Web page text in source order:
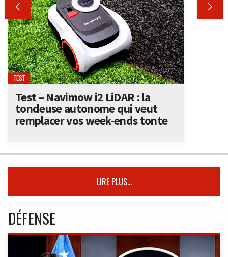
 
TEST
Test – Navimow i2 LiDAR : la
tondeuse autonome qui veut
remplacer vos week-ends tonte
LIRE PLUS...
DÉFENSE